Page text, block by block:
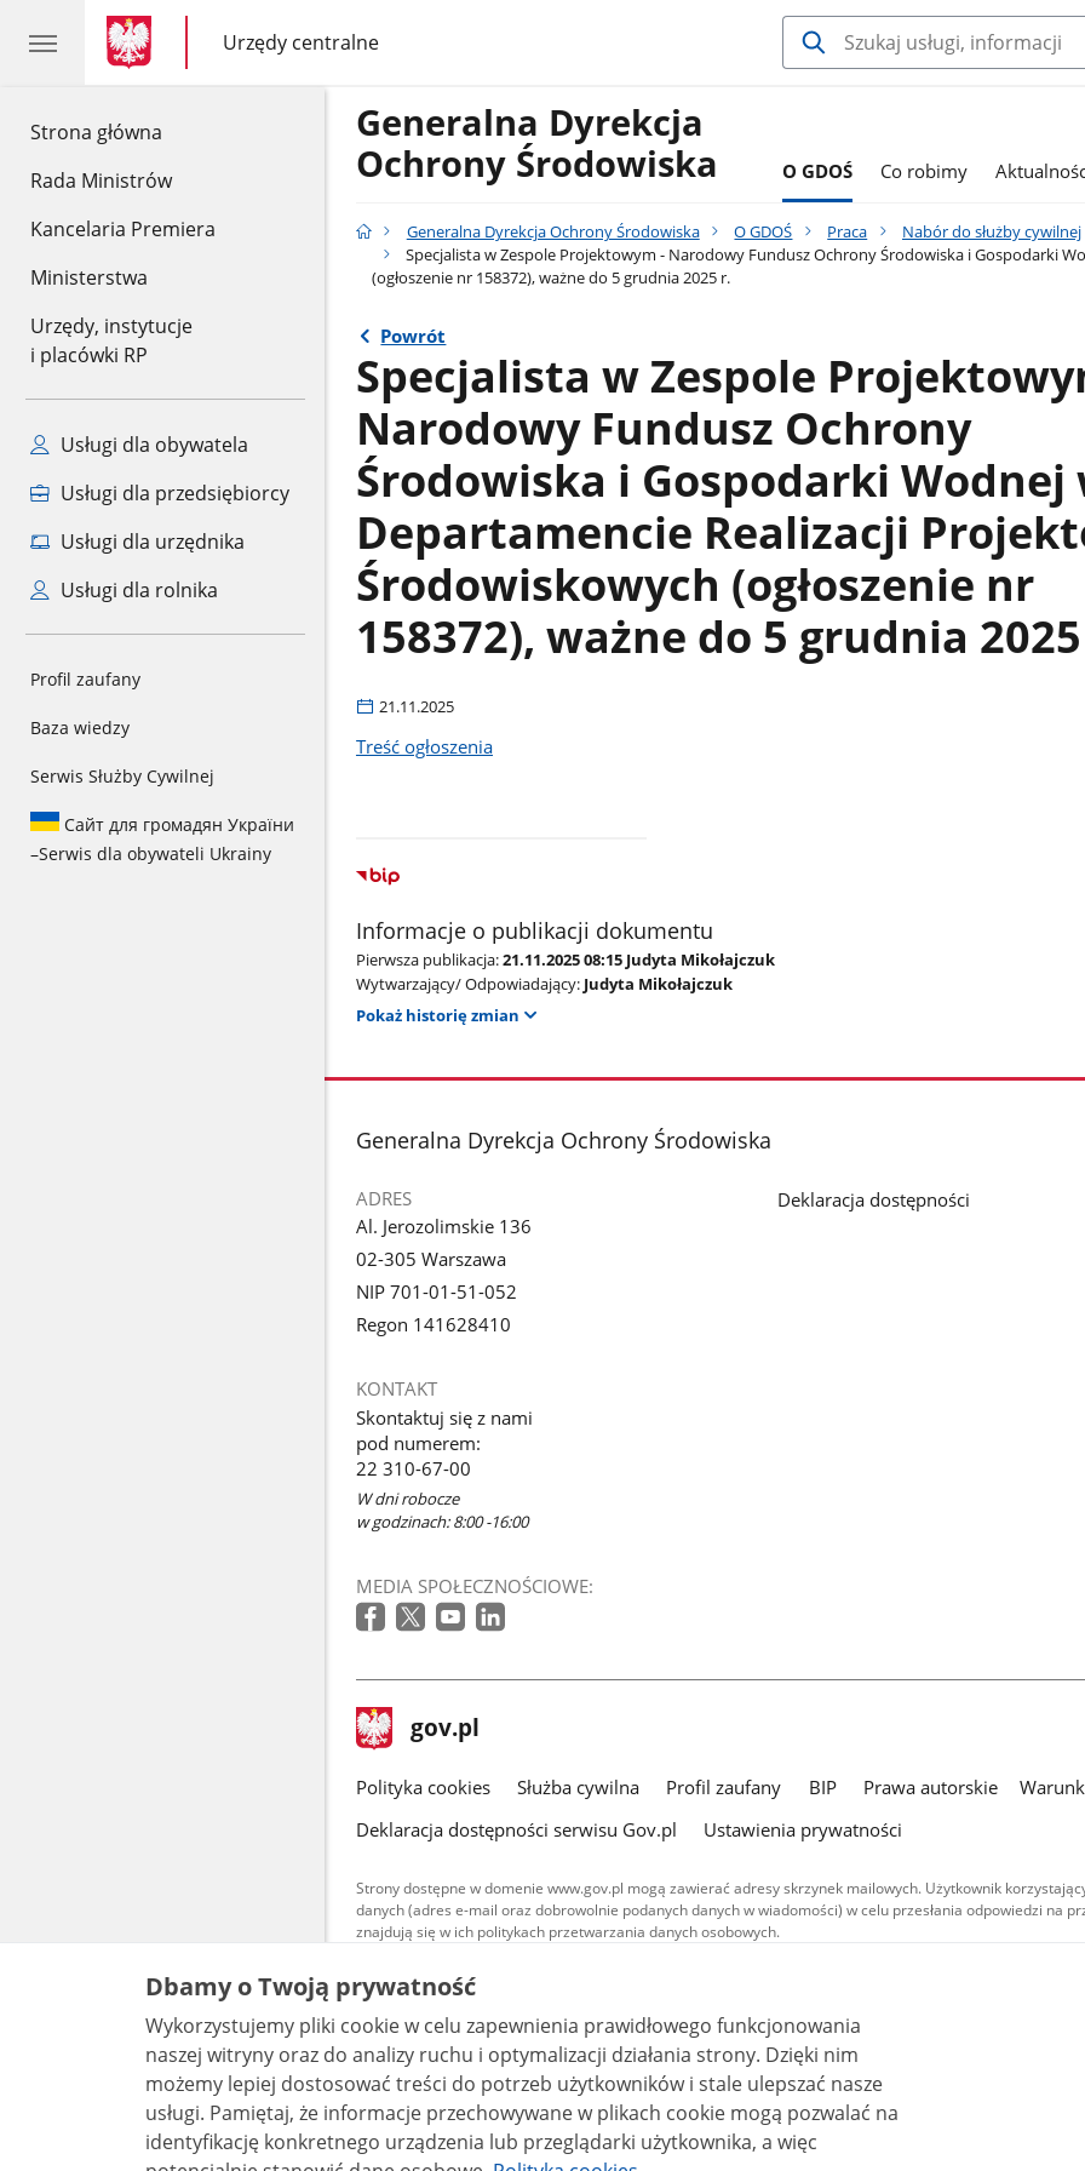
Strona główna
Rada Ministrów
Kancelaria Premiera
Ministerstwa
Urzędy, instytucje
i placówki RP
Usługi dla obywatela
Usługi dla przedsiębiorcy
Usługi dla urzędnika
Usługi dla rolnika
Profil zaufany
Baza wiedzy
Serwis Służby Cywilnej
Сайт для громадян України
–Serwis dla obywateli Ukrainy
gov.pl
gov.pl
Urzędy centralne
gov.pl
Urzędy
centralne
Generalna Dyrekcja
Ochrony Środowiska
O GDOŚ Co robimy
Generalna Dyrekcja Ochrony Środowiska O GDOŚ Praca
Nabór do służby cywilnej
Specjalista w Zespole Projektowym - Narodowy Fundusz Ochrony Środowiska i Gospodarki
(ogłoszenie nr 158372), ważne do 5 grudnia 2025 r.
Powrót
Specjalista w Zespole
Narodowy Fundusz Ochrony
Środowiska i Gospodarki Wodnej
Departamencie Realizacji
Środowiskowych (ogłoszenie nr
158372), ważne do 5 grudnia
21.11.2025
Treść ogłoszenia
Informacje o publikacji dokumentu
Pierwsza publikacja:21.11.2025 08:15 Judyta Mikołajczuk
Wytwarzający/ Odpowiadający: Judyta Mikołajczuk
Pokaż historię zmian
stopka
Generalna Dyrekcja Ochrony Środowiska
ADRES
Al. Jerozolimskie 136
02-305 Warszawa
NIP 701-01-51-052
Regon 141628410
KONTAKT
Skontaktuj się z nami
pod numerem:
22 310-67-00
W dni robocze
w godzinach: 8:00 -16:00
MEDIA SPOŁECZNOŚCIOWE:
Deklaracja dostępności
stopka
gov.pl Strona
gov.pl
gov.pl
Polityka cookies Służba cywilna Profil zaufany BIP Prawa autorskie
Deklaracja dostępności serwisu Gov.pl
Ustawienia prywatności
Strony dostępne w domenie www.gov.pl mogą zawierać adresy skrzynek mailowych. Użytkownik
danych (adres e-mail oraz dobrowolnie podanych danych w wiadomości) w celu przesłania odpowiedzi na
znajdują się w ich politykach przetwarzania danych osobowych.
Treści tekstowe publikowane w serwisie (z wyłączeniem treści audiowizualnych), są
udostępniane na licencji typu Creative Commons: uznanie autorstwa - na tych samych
warunkach 4.0 (CC BY-SA 4.0). Materiały audiowizualne, w tym zdjęcia, materiały audio i
są udostępniane na licencji typu Creative Commons: uznanie autorstwa użycie niekomercyjne
bez utworów zależnych 4.0 (CC BY-NC-ND 4.0), o ile nie jest to stwierdzone inaczej.
Dbamy o Twoją prywatność
Wykorzystujemy pliki cookie w celu zapewnienia prawidłowego funkcjonowania
naszej witryny oraz do analizy ruchu i optymalizacji działania strony. Dzięki nim
możemy lepiej dostosować treści do potrzeb użytkowników i stale ulepszać nasze
usługi. Pamiętaj, że informacje przechowywane w plikach cookie mogą pozwalać na
identyfikację konkretnego urządzenia lub przeglądarki użytkownika, a więc